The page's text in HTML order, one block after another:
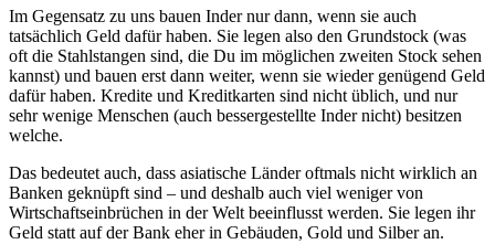
Im Gegensatz zu uns bauen Inder nur dann, wenn sie auch
tatsächlich Geld dafür haben. Sie legen also den Grundstock (was
oft die Stahlstangen sind, die Du im möglichen zweiten Stock sehen
kannst) und bauen erst dann weiter, wenn sie wieder genügend Geld
dafür haben. Kredite und Kreditkarten sind nicht üblich, und nur
sehr wenige Menschen (auch bessergestellte Inder nicht) besitzen
welche.
Das bedeutet auch, dass asiatische Länder oftmals nicht wirklich an
Banken geknüpft sind – und deshalb auch viel weniger von
Wirtschaftseinbrüchen in der Welt beeinflusst werden. Sie legen ihr
Geld statt auf der Bank eher in Gebäuden, Gold und Silber an.